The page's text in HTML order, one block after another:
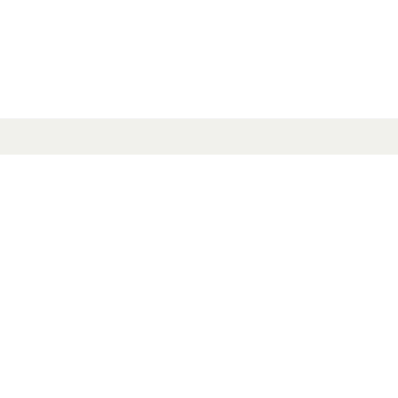
mit integrierter Steuerung entscheidest,
außerhalb der Sauna bedienbar und verfügt
Saunasteine sind für alle Saunaöfen
bei der Wärmespeicherung. Diabassteine sind